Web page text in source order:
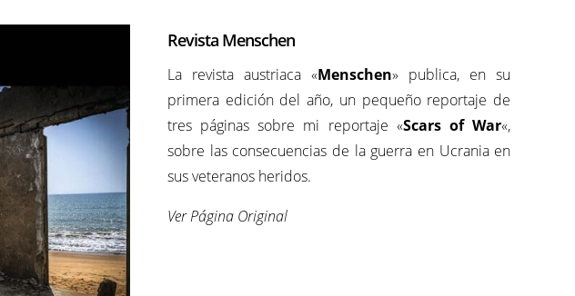
Revista Menschen
La revista austriaca «Menschen» publica, en su
primera edición del año, un pequeño reportaje de
tres páginas sobre mi reportaje «Scars of War«,
sobre las consecuencias de la guerra en Ucrania en
sus veteranos heridos.
Ver Página Original